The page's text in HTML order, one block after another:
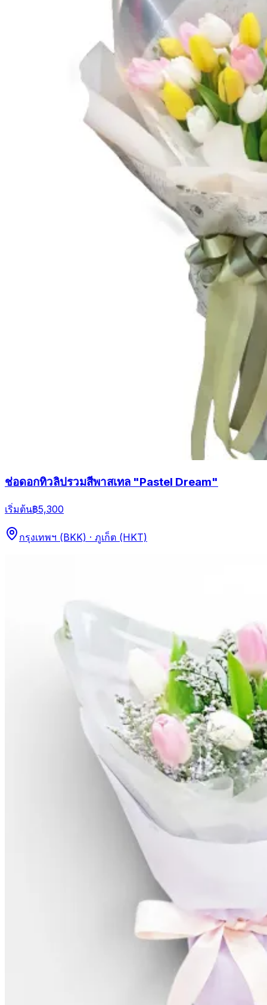
ช่อดอกทิวลิปรวมสีพาสเทล "Pastel Dream"
เริ่มต้น฿5,300
กรุงเทพฯ (BKK) · ภูเก็ต (HKT)